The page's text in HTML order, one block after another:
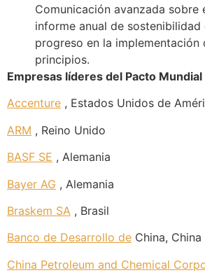
Comunicación avanzada sobre
informe anual de sostenibilidad
progreso en la implementación
principios.
Empresas líderes del Pacto
Accenture , Estados Unidos de
ARM , Reino Unido
BASF SE , Alemania
Bayer AG , Alemania
Braskem SA , Brasil
Banco de Desarrollo de China, China
China Petroleum and Chemical